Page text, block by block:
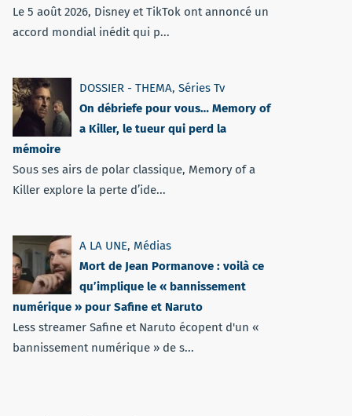
Le 5 août 2026, Disney et TikTok ont annoncé un
accord mondial inédit qui p...
DOSSIER - THEMA, Séries Tv
On débriefe pour vous… Memory of
a Killer, le tueur qui perd la
mémoire
Sous ses airs de polar classique, Memory of a
Killer explore la perte d’ide...
A LA UNE, Médias
Mort de Jean Pormanove : voilà ce
qu’implique le « bannissement
numérique » pour Safine et Naruto
Less streamer Safine et Naruto écopent d'un «
bannissement numérique » de s...